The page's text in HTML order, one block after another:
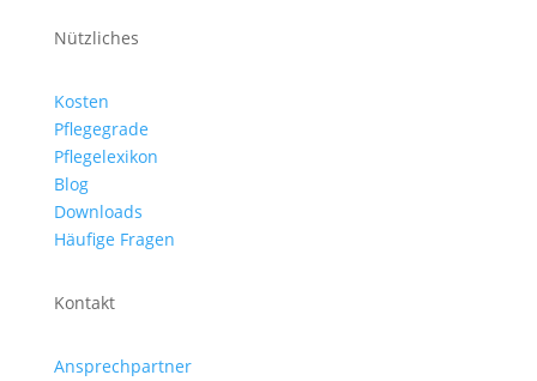
Nützliches
Kosten
Pflegegrade
Pflegelexikon
Blog
Downloads
Häufige Fragen
Kontakt
Ansprechpartner